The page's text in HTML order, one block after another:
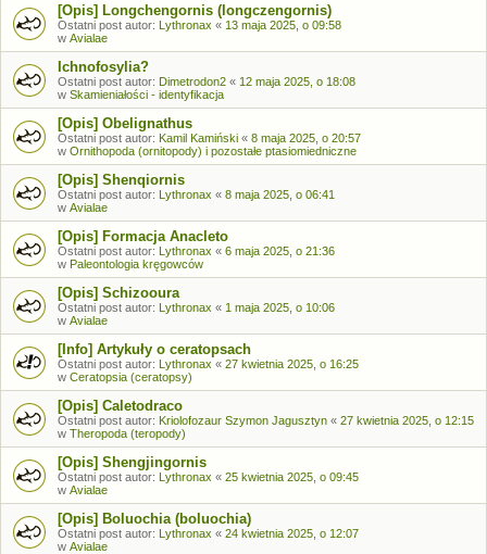
[Opis] Longchengornis (longczengornis)
Ostatni post autor: Lythronax « 13 maja 2025, o 09:58
w Avialae
Ichnofosylia?
Ostatni post autor: Dimetrodon2 « 12 maja 2025, o 18:08
w Skamieniałości - identyfikacja
[Opis] Obelignathus
Ostatni post autor: Kamil Kamiński « 8 maja 2025, o 20:57
w Ornithopoda (ornitopody) i pozostałe ptasiomiedniczne
[Opis] Shenqiornis
Ostatni post autor: Lythronax « 8 maja 2025, o 06:41
w Avialae
[Opis] Formacja Anacleto
Ostatni post autor: Lythronax « 6 maja 2025, o 21:36
w Paleontologia kręgowców
[Opis] Schizooura
Ostatni post autor: Lythronax « 1 maja 2025, o 10:06
w Avialae
[Info] Artykuły o ceratopsach
Ostatni post autor: Lythronax « 27 kwietnia 2025, o 16:25
w Ceratopsia (ceratopsy)
[Opis] Caletodraco
Ostatni post autor: Kriolofozaur Szymon Jagusztyn « 27 kwietnia 2025, o 12:15
w Theropoda (teropody)
[Opis] Shengjingornis
Ostatni post autor: Lythronax « 25 kwietnia 2025, o 09:45
w Avialae
[Opis] Boluochia (boluochia)
Ostatni post autor: Lythronax « 24 kwietnia 2025, o 12:07
w Avialae